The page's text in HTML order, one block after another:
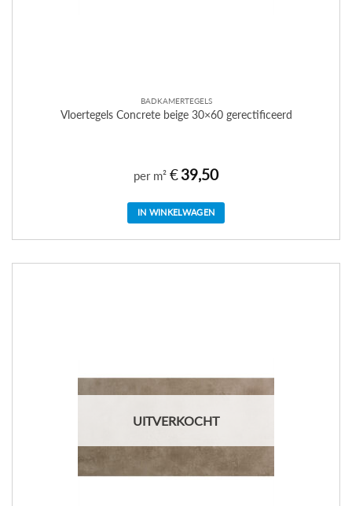
BADKAMERTEGELS
Vloertegels Concrete beige 30×60 gerectificeerd
per m² €39,50
IN WINKELWAGEN
UITVERKOCHT